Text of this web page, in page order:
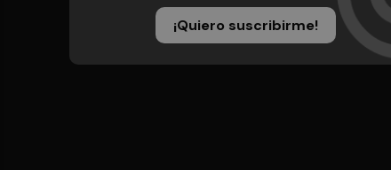
¡Quiero suscribirme!